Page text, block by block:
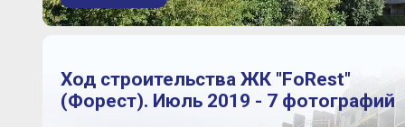
Ход строительства ЖК "FoRest"
(Форест). Июль 2019 - 7 фотографий